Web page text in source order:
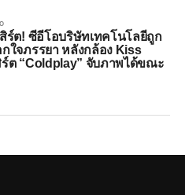
ร์ต! ซีอีโอบริษัทเทคโนโลยีถูก
ใจภรรยา หลังกล้อง Kiss
ร์ต “Coldplay” จับภาพได้ขณะ